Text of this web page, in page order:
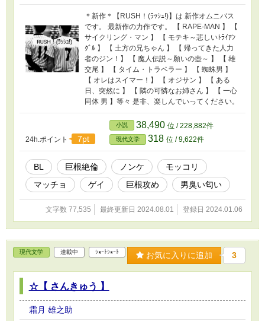
＊新作＊【RUSH！(ﾗｯｼｭ!)】は 新作オムニバス
です。 最新作の力作です。 【 RAPE-MAN 】 【
サイクリング・マン 】 【 モテキ～悲しいﾄﾗｲｱﾝ
ｸﾞﾙ 】 【 土方の兄ちゃん 】 【 帰ってきた人力
者のジン！】 【 魔人伝説～願いの壺～ 】 【 雄
交尾 】 【 タイム・トラベラー 】 【 蜘蛛男 】
【 オレはスイマー！】 【 オジサン 】 【 ある
日、突然に 】 【 隣の可憐なお姉さん 】 【 一心
同体 男 】等々 是非、楽しんでいってください。
24h.ポイント 7pt
小説 38,490 位 / 228,882件
現代文学 318 位 / 9,622件
BL 巨根絶倫 ノンケ
モッコリ
マッチョ
ゲイ 巨根攻め 男臭い匂い
文字数 77,535 最終更新日 2024.08.01 登録日 2024.01.06
現代文学 連載中 ｼｮｰﾄｼｮｰﾄ お気に入りに追加 3
☆【 さんきゅう 】
霜月 雄之助